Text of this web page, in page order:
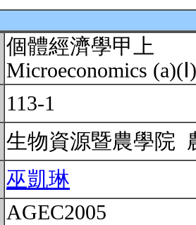
個體經濟學甲上
Microeconomics
113-1
生物資源暨農學院
巫凱琳
AGEC2005